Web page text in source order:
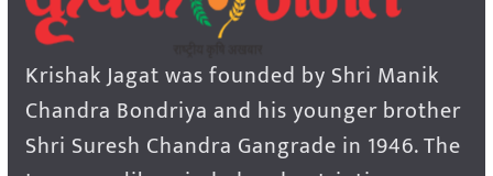
Krishak Jagat was founded by Shri Manik
Chandra Bondriya and his younger brother
Shri Suresh Chandra Gangrade in 1946. The